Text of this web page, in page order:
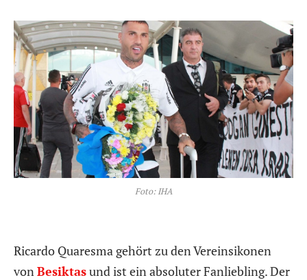
Foto: IHA
Ricardo Quaresma gehört zu den Vereinsikonen
von Besiktasund ist ein absoluter Fanliebling. Der